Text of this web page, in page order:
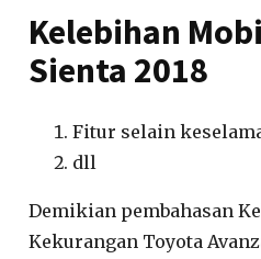
Kelebihan
Sienta 2018
Fitur selain
dll
Demikian pembahasan
Kekurangan Toyota